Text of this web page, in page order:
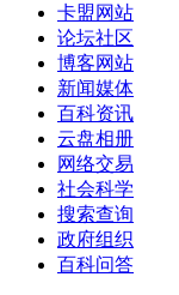
卡盟网站
论坛社区
博客网站
新闻媒体
百科资讯
云盘相册
网络交易
社会科学
搜索查询
政府组织
百科问答